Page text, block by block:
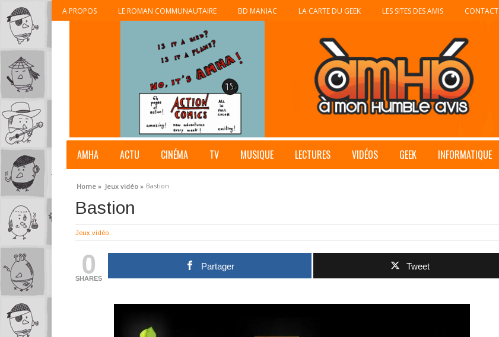
A PROPOS LE ROMAN COMMUNAUTAIRE BD MANIAC LA CARTE DU GEEK LES SITES DES AMIS CONTACT
AMHA ACTU CINÉMA TV MUSIQUE LECTURES VIDÉOS GEEK INFORMATIQUE
Home » Jeux vidéo » Bastion
Bastion
Jeux vidéo
0
SHARES
Partager Tweet